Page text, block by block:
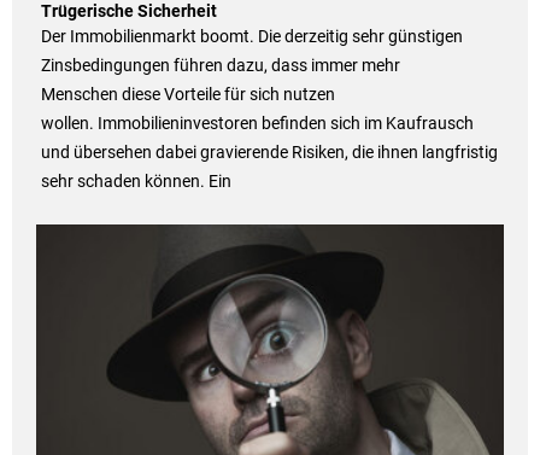
Trügerische Sicherheit
Der Immobilienmarkt boomt. Die derzeitig sehr günstigen
Zinsbedingungen führen dazu, dass immer mehr
Menschen diese Vorteile für sich nutzen
wollen. Immobilieninvestoren befinden sich im Kaufrausch
und übersehen dabei gravierende Risiken, die ihnen langfristig
sehr schaden können. Ein